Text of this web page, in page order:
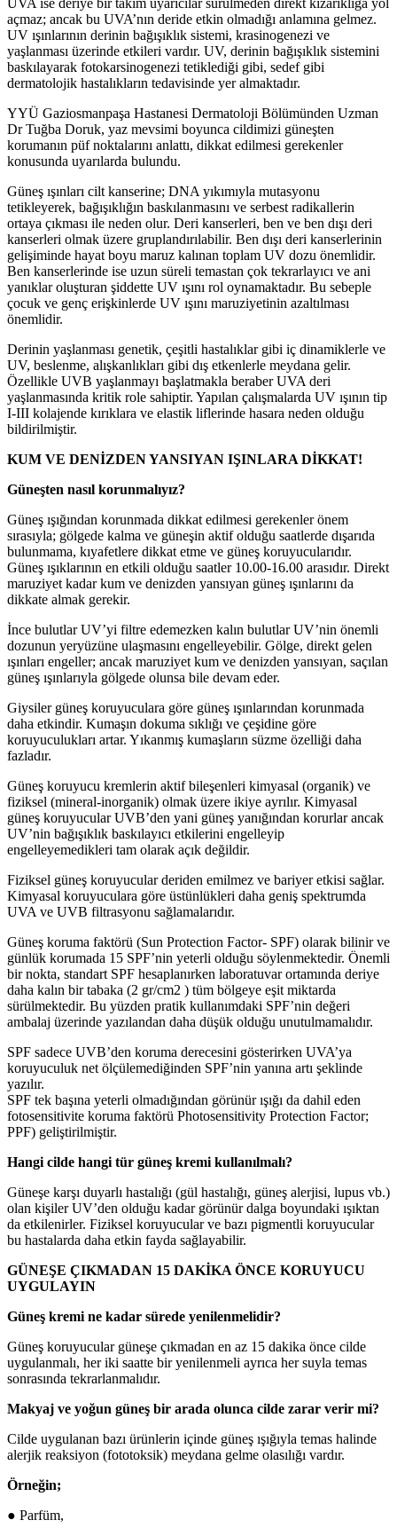
açmaz; ancak bu UVA’nın deride etkin olmadığı anlamına gelmez.
UV ışınlarının derinin bağışıklık sistemi, krasinogenezi ve
yaşlanması üzerinde etkileri vardır. UV, derinin bağışıklık sistemini
baskılayarak fotokarsinogenezi tetiklediği gibi, sedef gibi
dermatolojik hastalıkların tedavisinde yer almaktadır.
YYÜ Gaziosmanpaşa Hastanesi Dermatoloji Bölümünden Uzman
Dr Tuğba Doruk, yaz mevsimi boyunca cildimizi güneşten
korumanın püf noktalarını anlattı, dikkat edilmesi gerekenler
konusunda uyarılarda bulundu.
Güneş ışınları cilt kanserine; DNA yıkımıyla mutasyonu
tetikleyerek, bağışıklığın baskılanmasını ve serbest radikallerin
ortaya çıkması ile neden olur. Deri kanserleri, ben ve ben dışı deri
kanserleri olmak üzere gruplandırılabilir. Ben dışı deri kanserlerinin
gelişiminde hayat boyu maruz kalınan toplam UV dozu önemlidir.
Ben kanserlerinde ise uzun süreli temastan çok tekrarlayıcı ve ani
yanıklar oluşturan şiddette UV ışını rol oynamaktadır. Bu sebeple
çocuk ve genç erişkinlerde UV ışını maruziyetinin azaltılması
önemlidir.
Derinin yaşlanması genetik, çeşitli hastalıklar gibi iç dinamiklerle ve
UV, beslenme, alışkanlıkları gibi dış etkenlerle meydana gelir.
Özellikle UVB yaşlanmayı başlatmakla beraber UVA deri
yaşlanmasında kritik role sahiptir. Yapılan çalışmalarda UV ışının tip
I-III kolajende kırıklara ve elastik liflerinde hasara neden olduğu
bildirilmiştir.
KUM VE DENİZDEN YANSIYAN IŞINLARA DİKKAT!
Güneşten nasıl korunmalıyız?
Güneş ışığından korunmada dikkat edilmesi gerekenler önem
sırasıyla; gölgede kalma ve güneşin aktif olduğu saatlerde dışarıda
bulunmama, kıyafetlere dikkat etme ve güneş koruyucularıdır.
Güneş ışıklarının en etkili olduğu saatler 10.00-16.00 arasıdır. Direkt
maruziyet kadar kum ve denizden yansıyan güneş ışınlarını da
dikkate almak gerekir.
İnce bulutlar UV’yi filtre edemezken kalın bulutlar UV’nin önemli
dozunun yeryüzüne ulaşmasını engelleyebilir. Gölge, direkt gelen
ışınları engeller; ancak maruziyet kum ve denizden yansıyan, saçılan
güneş ışınlarıyla gölgede olunsa bile devam eder.
Giysiler güneş koruyuculara göre güneş ışınlarından korunmada
daha etkindir. Kumaşın dokuma sıklığı ve çeşidine göre
koruyuculukları artar. Yıkanmış kumaşların süzme özelliği daha
fazladır.
Güneş koruyucu kremlerin aktif bileşenleri kimyasal (organik) ve
fiziksel (mineral-inorganik) olmak üzere ikiye ayrılır. Kimyasal
güneş koruyucular UVB’den yani güneş yanığından korurlar ancak
UV’nin bağışıklık baskılayıcı etkilerini engelleyip
engelleyemedikleri tam olarak açık değildir.
Fiziksel güneş koruyucular deriden emilmez ve bariyer etkisi sağlar.
Kimyasal koruyuculara göre üstünlükleri daha geniş spektrumda
UVA ve UVB filtrasyonu sağlamalarıdır.
Güneş koruma faktörü (Sun Protection Factor- SPF) olarak bilinir ve
günlük korumada 15 SPF’nin yeterli olduğu söylenmektedir. Önemli
bir nokta, standart SPF hesaplanırken laboratuvar ortamında deriye
daha kalın bir tabaka (2 gr/cm2 ) tüm bölgeye eşit miktarda
sürülmektedir. Bu yüzden pratik kullanımdaki SPF’nin değeri
ambalaj üzerinde yazılandan daha düşük olduğu unutulmamalıdır.
SPF sadece UVB’den koruma derecesini gösterirken UVA’ya
koruyuculuk net ölçülemediğinden SPF’nin yanına artı şeklinde
yazılır.
SPF tek başına yeterli olmadığından görünür ışığı da dahil eden
fotosensitivite koruma faktörü Photosensitivity Protection Factor;
PPF) geliştirilmiştir.
Hangi cilde hangi tür güneş kremi kullanılmalı?
Güneşe karşı duyarlı hastalığı (gül hastalığı, güneş alerjisi, lupus vb.)
olan kişiler UV’den olduğu kadar görünür dalga boyundaki ışıktan
da etkilenirler. Fiziksel koruyucular ve bazı pigmentli koruyucular
bu hastalarda daha etkin fayda sağlayabilir.
GÜNEŞE ÇIKMADAN 15 DAKİKA ÖNCE KORUYUCU
UYGULAYIN
Güneş kremi ne kadar sürede yenilenmelidir?
Güneş koruyucular güneşe çıkmadan en az 15 dakika önce cilde
uygulanmalı, her iki saatte bir yenilenmeli ayrıca her suyla temas
sonrasında tekrarlanmalıdır.
Makyaj ve yoğun güneş bir arada olunca cilde zarar verir mi?
Cilde uygulanan bazı ürünlerin içinde güneş ışığıyla temas halinde
alerjik reaksiyon (fototoksik) meydana gelme olasılığı vardır.
Örneğin;
● Parfüm,